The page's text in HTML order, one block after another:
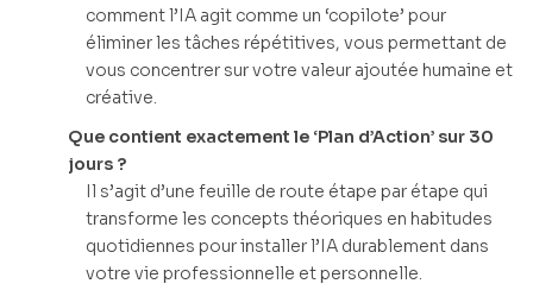
comment l’IA agit comme un ‘copilote’ pour
éliminer les tâches répétitives, vous permettant de
vous concentrer sur votre valeur ajoutée humaine et
créative.
Que contient exactement le ‘Plan d’Action’ sur 30
jours ?
Il s’agit d’une feuille de route étape par étape qui
transforme les concepts théoriques en habitudes
quotidiennes pour installer l’IA durablement dans
votre vie professionnelle et personnelle.